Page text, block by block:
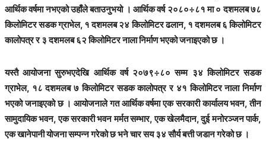
आर्थिक वर्षमा नभएको उहाँले बताउनुभयो । आर्थिक वर्ष २०८०÷८१ मा ० दशमलब ७८
किलोमिटर सडक ग्राभेल, १ दशमलब २४ किलोमिटर ढलान, १ दशमलब ६ किलोमिटर
कालोपत्र र ३ दशमलब ६२ किलोमिटर नाला निर्माण भएको जनाइएको छ ।
यस्तै आयोजना सुरुभएदेखि आर्थिक वर्ष २०७९÷८० सम्म ३४ किलोमिटर सडक
ग्राभेल, १८ दशमलब ७ किलोमिटर सडक कालोपत्र र ४१ किलोमिटर नाला निर्माण
भएको जनाइएको छ । आयोजनाले गत आर्थिक वर्षमा एक सरकारी कार्यालय भवन, तीन
सामुदायिक भवन, एक सरकारी भवन मर्मत सम्भार, एक खेलमैदान, दुई मनोरञ्जन पार्क,
एक खानेपानी योजना सम्पन्न गरेको छ भने चार सय ३४ सौर्य बत्ती जडान गरेको छ ।